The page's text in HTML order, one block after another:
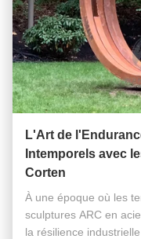
L'Art de
Intemporels avec
Corten
À une époque où les
sculptures ARC en
la résilience